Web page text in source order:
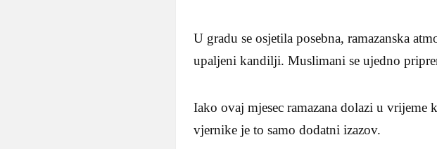
U gradu se osjetila posebna, ramazanska
upaljeni kandilji. Muslimani se ujedno
Iako ovaj mjesec ramazana dolazi u vrijeme
vjernike je to samo dodatni izazov.